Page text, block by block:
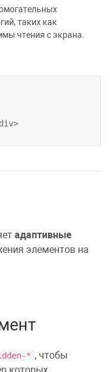
таких как
чтения с экрана.
адаптивные
элементов на
* , чтобы